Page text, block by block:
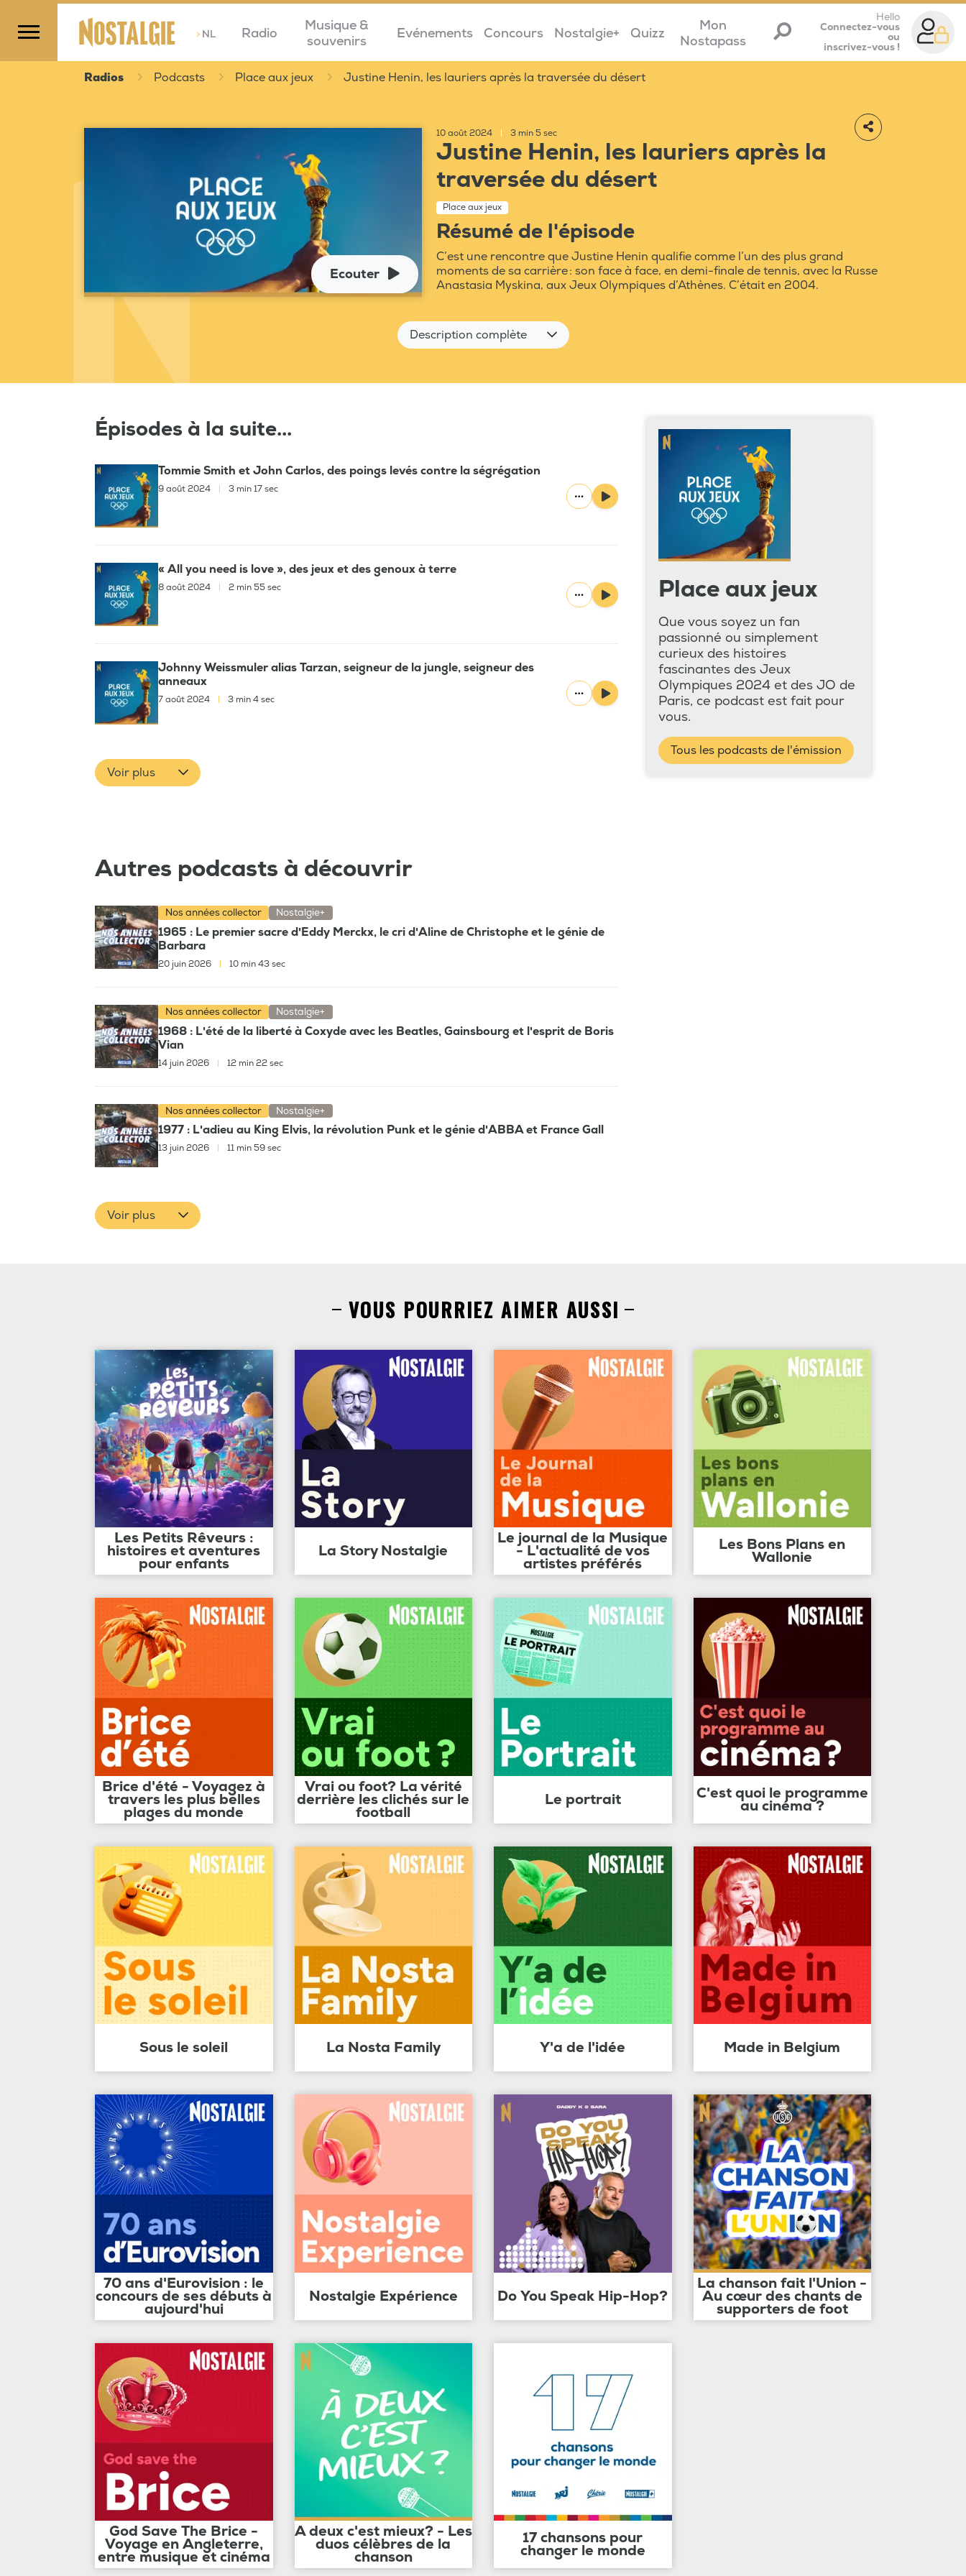
>NL Radio
Musique &
souvenirs
Evénements Concours Nostalgie+ Quizz
Mon
Nostapass
Hello
Connectez-vous
ou
inscrivez-vous !
Radios Podcasts Place aux jeux Justine Henin, les lauriers après la traversée du désert
Ecouter
10 août 2024 3 min 5 sec
Justine Henin, les lauriers après la
traversée du désert
Place aux jeux
Résumé de l'épisode
C’est une rencontre que Justine Henin qualifie comme l’un des plus grand
moments de sa carrière : son face à face, en demi-finale de tennis, avec la Russe
Anastasia Myskina, aux Jeux Olympiques d’Athènes. C’était en 2004.
Description complète
Épisodes à la suite...
Tommie Smith et John Carlos, des poings levés contre la ségrégation
9 août 2024 3 min 17 sec
« All you need is love », des jeux et des genoux à terre
8 août 2024 2 min 55 sec
Johnny Weissmuler alias Tarzan, seigneur de la jungle, seigneur des
anneaux
7 août 2024 3 min 4 sec
Voir plus
Place aux jeux
Que vous soyez un fan
passionné ou simplement
curieux des histoires
fascinantes des Jeux
Olympiques 2024 et des JO de
Paris, ce podcast est fait pour
vous.
Tous les podcasts de l'émission
Autres podcasts à découvrir
Nos années collector Nostalgie+
1965 : Le premier sacre d'Eddy Merckx, le cri d'Aline de Christophe et le génie de
Barbara
20 juin 2026 10 min 43 sec
Nos années collector Nostalgie+
1968 : L'été de la liberté à Coxyde avec les Beatles, Gainsbourg et l'esprit de Boris
Vian
14 juin 2026 | 12 min 22 sec
Nos années collector Nostalgie+
1977 : L'adieu au King Elvis, la révolution Punk et le génie d'ABBA et France Gall
13 juin 2026 11 min 59 sec
Voir plus
VOUS POURRIEZ AIMER AUSSI
Les Petits Rêveurs :
histoires et aventures
pour enfants
La Story Nostalgie
Le journal de la Musique
- L'actualité de vos
artistes préférés
Les Bons Plans en
Wallonie
Brice d'été - Voyagez à
travers les plus belles
plages du monde
Vrai ou foot? La vérité
derrière les clichés sur le
football
Le portrait C'est quoi le programme
au cinéma ?
Sous le soleil La Nosta Family Y'a de l'idée Made in Belgium
70 ans d'Eurovision : le
concours de ses débuts à
aujourd'hui
Nostalgie Expérience Do You Speak Hip-Hop?
La chanson fait l'Union -
Au cœur des chants de
supporters de foot
God Save The Brice -
Voyage en Angleterre,
entre musique et cinéma
A deux c'est mieux? - Les
duos célèbres de la
chanson
17 chansons pour
changer le monde